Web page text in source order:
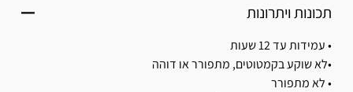
תכונות ויתרונות
• עמידות עד 12 שעות
•לא שוקע בקמטוטים, מתפורר או דוהה
• לא מתפורר